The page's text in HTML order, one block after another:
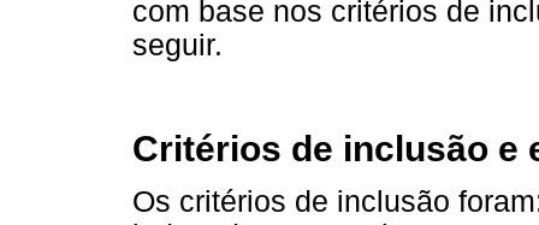
com base nos critérios de
seguir.
Critérios de inclusão e
Os critérios de inclusão